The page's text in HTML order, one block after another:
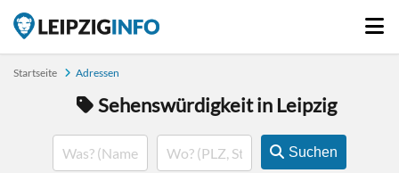
Startseite Adressen
Sehenswürdigkeit in Leipzig
Suchen